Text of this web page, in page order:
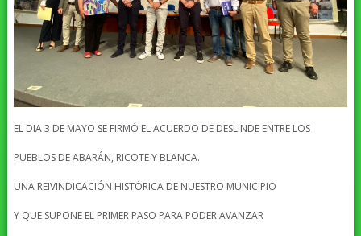
EL DIA 3 DE MAYO SE FIRMÓ EL ACUERDO DE DESLINDE ENTRE LOS
PUEBLOS DE ABARÁN, RICOTE Y BLANCA.
UNA REIVINDICACIÓN HISTÓRICA DE NUESTRO MUNICIPIO
Y QUE SUPONE EL PRIMER PASO PARA PODER AVANZAR